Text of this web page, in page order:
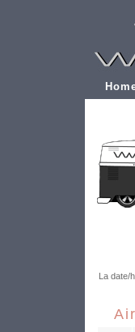
La date/